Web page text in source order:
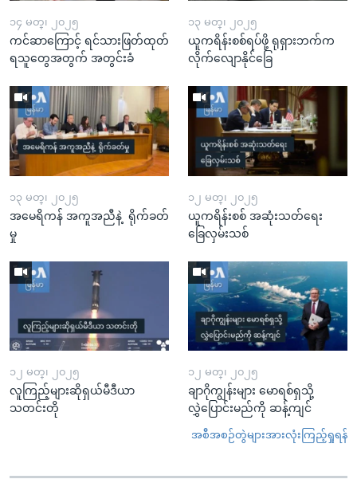
၁၄ မတ္၊ ၂၀၂၅
ကင်ဆာကြောင့် ရင်သားဖြတ်ထုတ်
ရသူတွေအတွက် အတွင်းခံ
၁၃ မတ္၊ ၂၀၂၅
ယူကရိန်းစစ်ရပ်ဖို့ ရုရှားဘက်က
လိုက်လျောနိုင်ခြေ
၁၃ မတ္၊ ၂၀၂၅
အမေရိကန် အကူအညီနဲ့ ရိုက်ခတ်
မှု
၁၂ မတ္၊ ၂၀၂၅
ယူကရိန်းစစ် အဆုံးသတ်ရေး
ခြေလှမ်းသစ်
၁၂ မတ္၊ ၂၀၂၅
လူကြည့်များဆိုရှယ်မီဒီယာ
သတင်းတို
၁၂ မတ္၊ ၂၀၂၅
ချာဂိုကျွန်းများ မောရစ်ရှသို့
လွှဲပြောင်းမည်ကို ဆန့်ကျင်
အစီအစဉ်တွဲများအားလုံးကြည့်ရှုရန်